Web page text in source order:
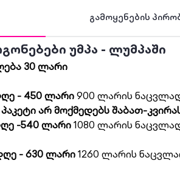
გამოყენების
უმპა - ლუმპაში
30 ლარი
- 450 ლარი900 ლარის
პაკეტიარმოქმედებსშაბათ-
-540 ლარი1080 ლარის
- 630 ლარი1260 ლარის